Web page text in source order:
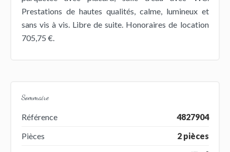
Prestations de hautes qualités, calme, lumineux et
sans vis à vis. Libre de suite. Honoraires de location
705,75 €.
Sommaire
Référence
4827904
Pièces
2 pièces